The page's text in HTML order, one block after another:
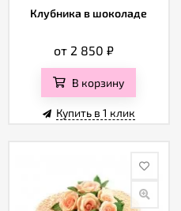
Клубника в шоколаде
от 2 850₽
В корзину
Купить в 1 клик